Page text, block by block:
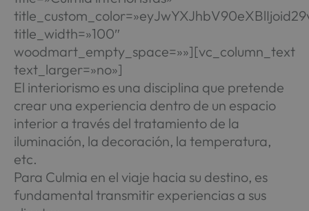
title_width=»100″
woodmart_empty_space=»»][vc_column_text
text_larger=»no»]
El interiorismo es una disciplina que pretende
crear una experiencia dentro de un espacio
interior a través del tratamiento de la
iluminación, la decoración, la temperatura,
etc.
Para Culmia en el viaje hacia su destino, es
fundamental transmitir experiencias a sus